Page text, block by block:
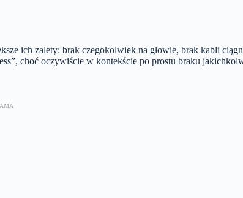
ich zalety: brak czegokolwiek na głowie, brak kabli
choć oczywiście w kontekście po prostu braku